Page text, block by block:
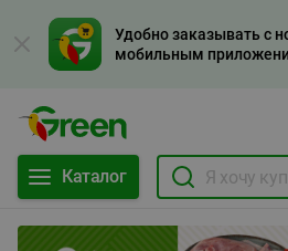
Удобно заказывать с
мобильным
Каталог